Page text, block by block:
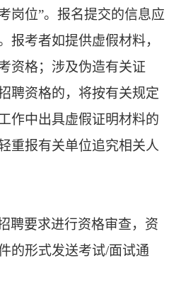
岗位”。报名提交的信息应
报考者如提供虚假材料，
资格；涉及伪造有关证
聘资格的，将按有关规定
作中出具虚假证明材料的
重报有关单位追究相关人
聘要求进行资格审查，资
的形式发送考试/面试通